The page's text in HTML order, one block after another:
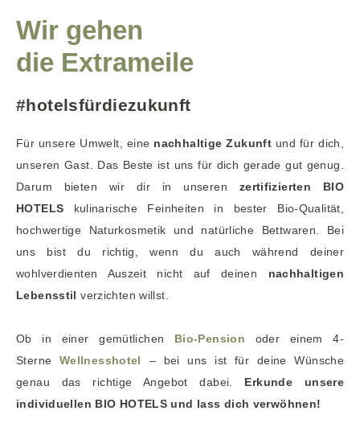
Wir gehen
die Extrameile
#hotelsfürdiezukunft
Für unsere Umwelt, eine nachhaltige Zukunft und für dich,
unseren Gast. Das Beste ist uns für dich gerade gut genug.
Darum bieten wir dir in unseren zertifizierten BIO
HOTELS kulinarische Feinheiten in bester Bio-Qualität,
hochwertige Naturkosmetik und natürliche Bettwaren. Bei
uns bist du richtig, wenn du auch während deiner
wohlverdienten Auszeit nicht auf deinen nachhaltigen
Lebensstil
verzichten willst.
Ob in einer gemütlichen Bio-Pension
oder einem 4-
Sterne Wellnesshotel
– bei uns ist für deine Wünsche
genau das richtige Angebot dabei.
Erkunde unsere
individuellen BIO HOTELS und lass dich verwöhnen!